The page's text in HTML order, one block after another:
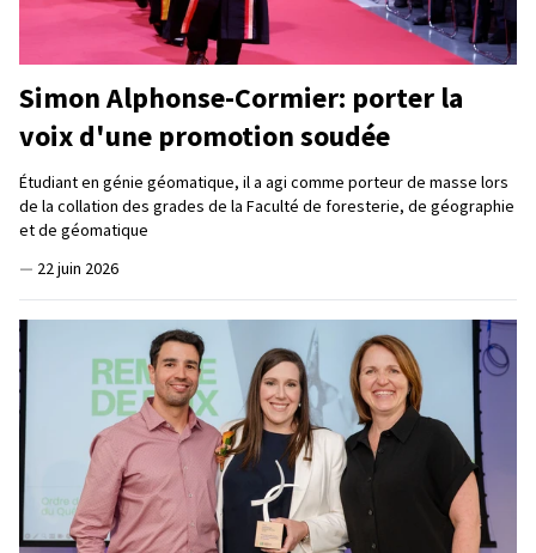
Simon Alphonse-Cormier: porter la
voix d'une promotion soudée
Étudiant en génie géomatique, il a agi comme porteur de masse lors
de la collation des grades de la Faculté de foresterie, de géographie
et de géomatique
— 22 juin 2026